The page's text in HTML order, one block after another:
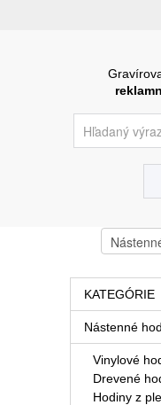
KATEGÓRIE
Nástenné
Vinylové
Drevené
Hodiny z